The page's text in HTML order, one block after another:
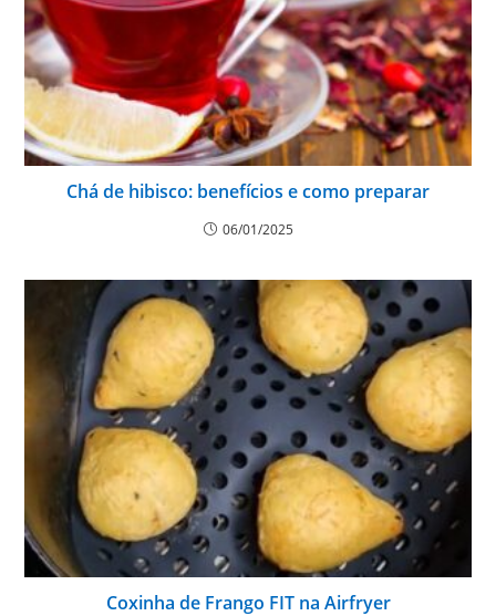
Chá de hibisco: benefícios e como preparar
06/01/2025
Coxinha de Frango FIT na Airfryer